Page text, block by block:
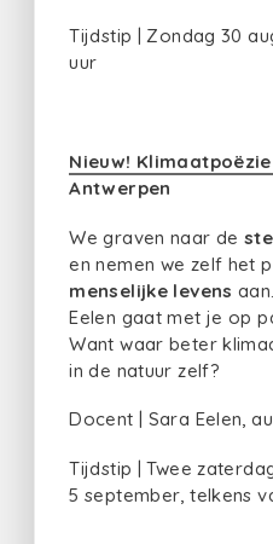
Tijdstip | Zondag 30
uur
Nieuw!
Antwerpen
We graven naar de
en nemen we zelf het
menselijke levens
Eelen gaat met je op
Want waar beter
in de natuur zelf?
Docent | Sara Eelen,
Tijdstip | Twee
5 september, telkens